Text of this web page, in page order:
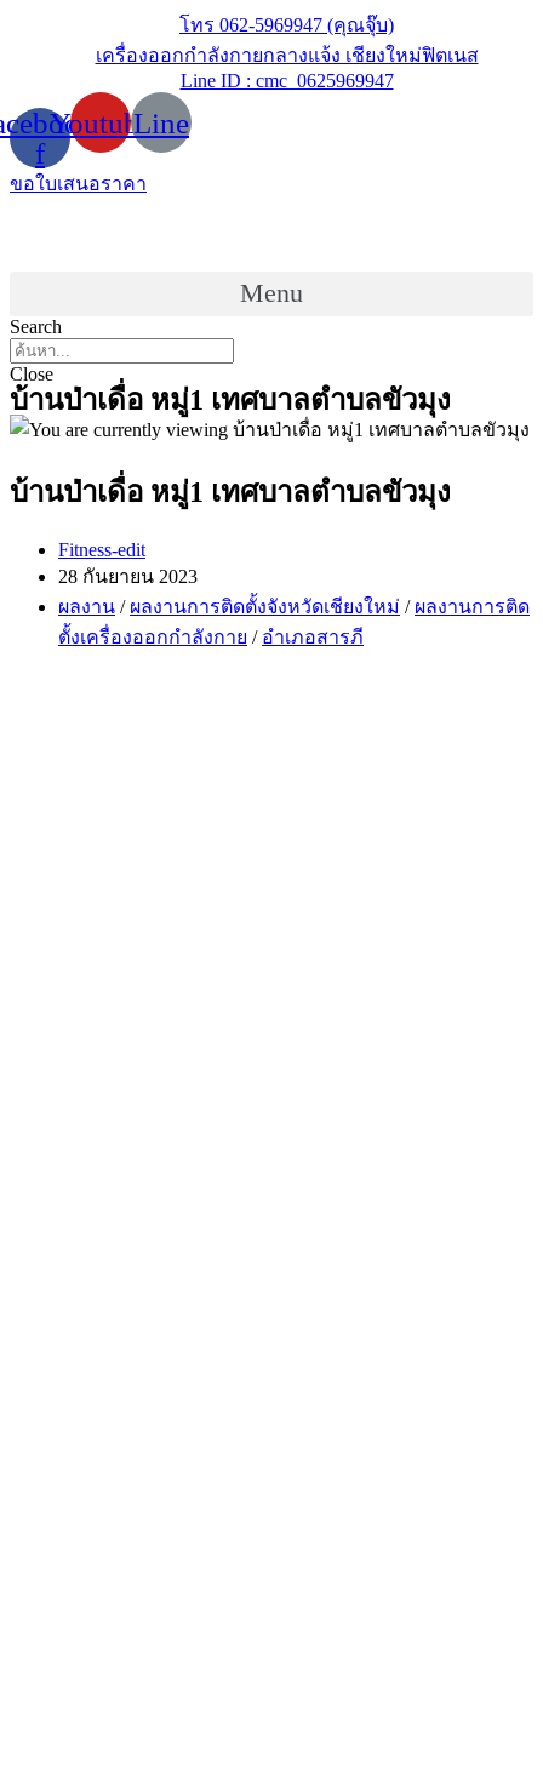
โทร 062-5969947 (คุณจุ๊บ)
เครื่องออกกำลังกายกลางแจ้ง เชียงใหม่ฟิตเนส
Line ID : cmc_0625969947
f
YoutubeLine
ขอใบเสนอราคา
Menu
Search
Close
บ้านป่าเดื่อ หมู่1 เทศบาลตำบลขัวมุง
บ้านป่าเดื่อ หมู่1 เทศบาลตำบลขัวมุง
Post
author:
Fitness-edit
Post
28 กันยายน 2023
Post
category:
ผลงาน / ผลงานการติดตั้งจังหวัดเชียงใหม่ / ผลงานการติด
ตั้งเครื่องออกกำลังกาย / อำเภอสารภี